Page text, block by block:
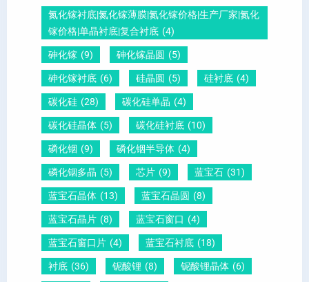
？
晶
氮化镓衬底|氮化镓薄膜|氮化镓价格|生产厂家|氮化
镓价格|单晶衬底|复合衬底 (4)
砷化镓 (9) 砷化镓晶圆 (5)
砷化镓衬底 (6) 硅晶圆 (5) 硅衬底 (4)
碳化硅 (28) 碳化硅单晶 (4)
碳化硅晶体 (5) 碳化硅衬底 (10)
磷化铟 (9) 磷化铟半导体 (4)
磷化铟多晶 (5) 芯片 (9) 蓝宝石 (31)
蓝宝石晶体 (13) 蓝宝石晶圆 (8)
蓝宝石晶片 (8) 蓝宝石窗口 (4)
蓝宝石窗口片 (4) 蓝宝石衬底 (18)
衬底 (36) 铌酸锂 (8) 铌酸锂晶体 (6)